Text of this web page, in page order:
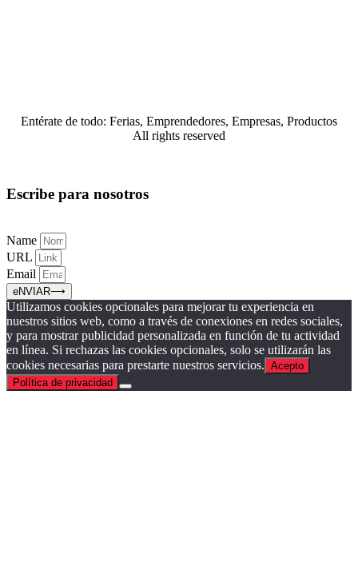
Entérate de todo: Ferias, Emprendedores, Empresas, Productos
All rights reserved
Escribe para nosotros
Name
URL
Email
eNVIAR⟶
Utilizamos cookies opcionales para mejorar tu experiencia en
nuestros sitios web, como a través de conexiones en redes sociales,
y para mostrar publicidad personalizada en función de tu actividad
en línea. Si rechazas las cookies opcionales, solo se utilizarán las
cookies necesarias para prestarte nuestros servicios. Acepto
Política de privacidad